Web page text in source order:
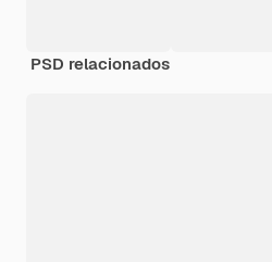
PSD relacionados